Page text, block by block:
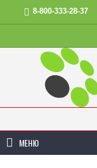
8-800-333-28-37
МЕНЮ